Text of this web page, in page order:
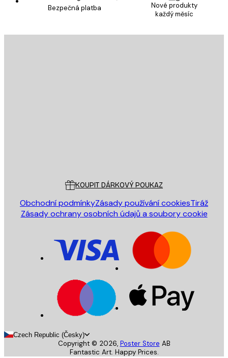
Bezpečná platba
Nové produkty
každý měsíc
KOUPIT DÁRKOVÝ POUKAZ
Obchodní podmínkyZásady používání cookiesTiráž
Zásady ochrany osobních údajů a soubory cookie
Czech Republic (Česky)
Copyright © 2026, Poster Store AB
Fantastic Art. Happy Prices.